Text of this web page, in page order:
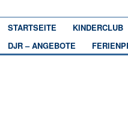
STARTSEITE KINDERCLUB
DJR – ANGEBOTE